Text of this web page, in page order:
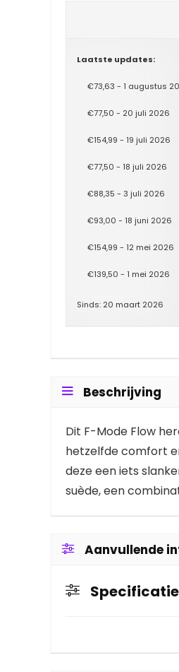
Laatste updates:
€73,63 - 1 augustus
€77,50 - 20 juli 2026
€154,99 - 19 juli 2026
€77,50 - 18 juli 2026
€88,35 - 3 juli 2026
€93,00 - 18 juni 2026
€154,99 - 12 mei 2026
€139,50 - 1 mei 2026
Sinds: 20 maart 2026
Beschrijving
Dit F-Mode Flow
hetzelfde comfort
deze een iets
suède, een
Aanvullende